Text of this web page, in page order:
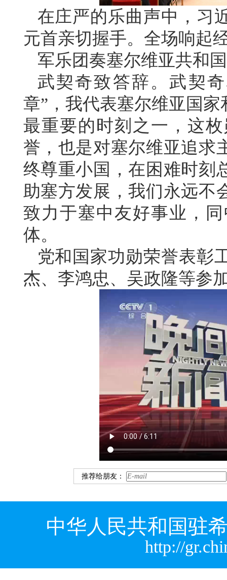
在庄严的乐曲声中，习
元首亲切握手。全场响起
军乐团奏塞尔维亚共和
武契奇致答辞。武契
章”，我代表塞尔维亚国
最重要的时刻之一，这
誉，也是对塞尔维亚追求
终尊重小国，在困难时刻
助塞方发展，我们永远不
致力于塞中友好事业，
体。
党和国家功勋荣誉表彰
杰、李鸿忠、吴政隆等参
推荐给朋友：
中华人民共和国驻
http://